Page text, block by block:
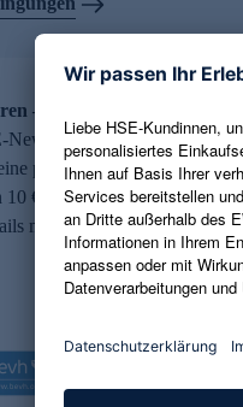
– 10 € Gutschein erhalten
abonnieren und
per E-Mail erhalten. Als
10 € Gutschein. Eine
möglich.